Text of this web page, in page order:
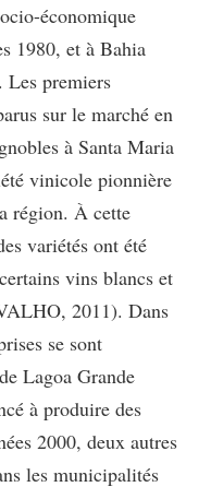
économique
1980, et à Bahia
Les premiers
sur le marché en
à Santa Maria
vinicole pionnière
région. À cette
variétés ont été
vins blancs et
2011). Dans
se sont
Lagoa Grande
à produire des
2000, deux autres
les municipalités